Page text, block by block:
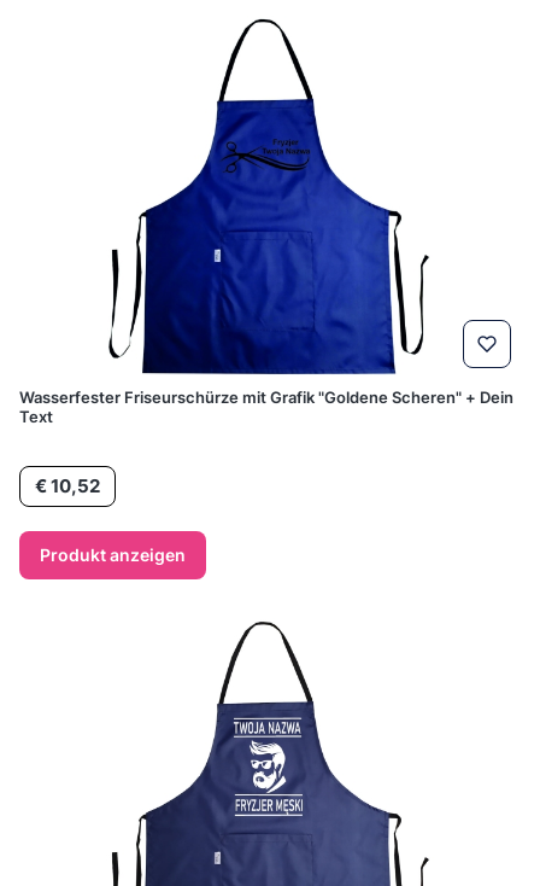
Wasserfester Friseurschürze mit Grafik "Goldene Scheren" + Dein
Text
Preis
€ 10,52
Produkt anzeigen